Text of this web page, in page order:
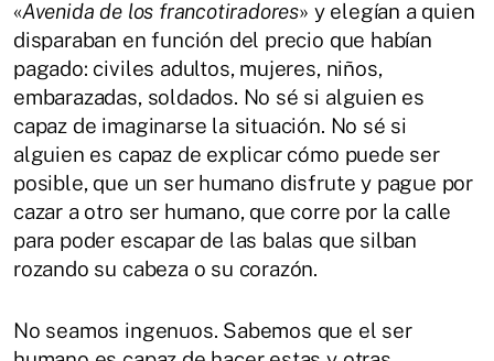
«Avenida de los francotiradores» y elegían a quien
disparaban en función del precio que habían
pagado: civiles adultos, mujeres, niños,
embarazadas, soldados. No sé si alguien es
capaz de imaginarse la situación. No sé si
alguien es capaz de explicar cómo puede ser
posible, que un ser humano disfrute y pague por
cazar a otro ser humano, que corre por la calle
para poder escapar de las balas que silban
rozando su cabeza o su corazón.
No seamos ingenuos. Sabemos que el ser